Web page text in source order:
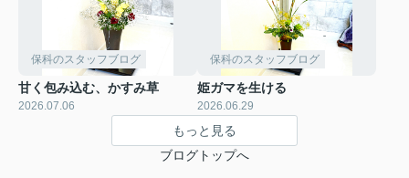
保科のスタッフブログ
甘く包み込む、かすみ草
2026.07.06
保科のスタッフブログ
姫ガマを生ける
2026.06.29
もっと見る
ブログトップへ